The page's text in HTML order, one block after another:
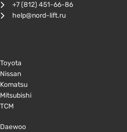
+7 (812) 451-66-86
help@nord-lift.ru
Toyota
Nissan
Komatsu
Mitsubishi
TCM
Daewoo